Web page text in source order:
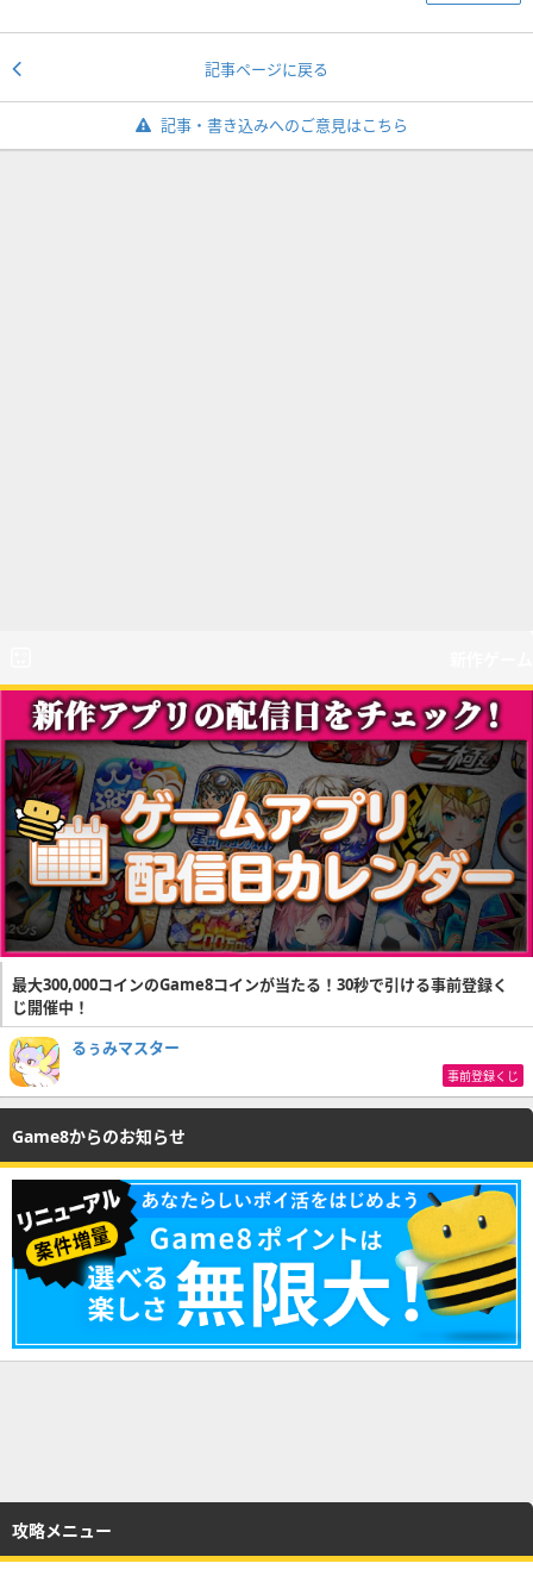
記事ページに戻る
記事・書き込みへのご意見はこちら
最大300,000コインのGame8コインが当たる！30秒で引ける事前登録く
じ開催中！
るぅみマスター
事前登録くじ
Game8からのお知らせ
攻略メニュー